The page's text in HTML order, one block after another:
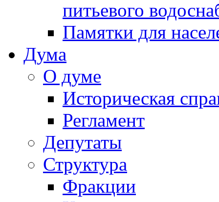
питьевого
Памятки для
Дума
О думе
Историческая
Регламент
Депутаты
Структура
Фракции